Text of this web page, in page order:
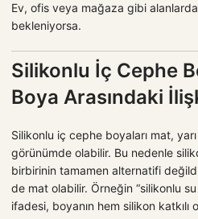
Ev, ofis veya mağaza gibi
bekleniyorsa.
Silikonlu İç Cephe
Boya Arasındaki
Silikonlu iç cephe boyaları mat,
görünümde olabilir. Bu nedenle
birbirinin tamamen alternatifi
de mat olabilir. Örneğin “silikonlu
ifadesi, boyanın hem silikon